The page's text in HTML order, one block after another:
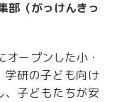
部（がっけんきっ
ープンした小・
学研の子ども向け
、子どもたちが安